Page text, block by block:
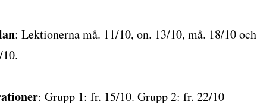
: Lektionerna må. 11/10, on. 13/10, må. 18/10 och
: Grupp 1: fr. 15/10. Grupp 2: fr. 22/10